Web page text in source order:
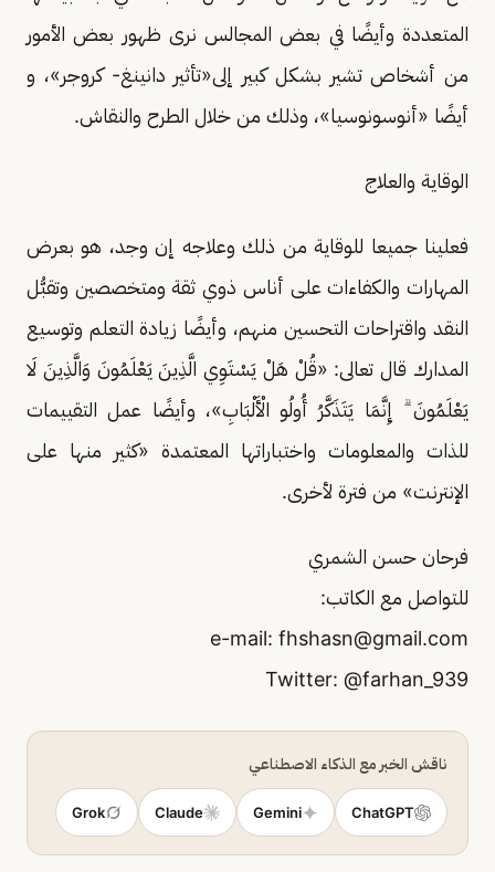
المتعددة وأيضًا في بعض المجالس نرى ظهور بعض الأمور
من أشخاص تشير بشكل كبير إلى«تأثير دانينغ- كروجر»، و
أيضًا «أنوسونوسيا»، وذلك من خلال الطرح والنقاش.
الوقاية والعلاج
فعلينا جميعا للوقاية من ذلك وعلاجه إن وجد، هو بعرض
المهارات والكفاءات على أناس ذوي ثقة ومتخصصين وتقبُّل
النقد واقتراحات التحسين منهم، وأيضًا زيادة التعلم وتوسيع
المدارك قال تعالى: «قُلْ هَلْ يَسْتَوِي الَّذِينَ يَعْلَمُونَ وَالَّذِينَ لَا
يَعْلَمُونَ ۗ إِنَّمَا يَتَذَكَّرُ أُولُو الْأَلْبَابِ»، وأيضًا عمل التقييمات
للذات والمعلومات واختباراتها المعتمدة «كثير منها على
الإنترنت» من فترة لأخرى.
فرحان حسن الشمري
للتواصل مع الكاتب:
fhshasn@gmail.com
ناقش الخبر مع الذكاء الاصطناعي
ChatGPT
Gemini
Claude
Grok